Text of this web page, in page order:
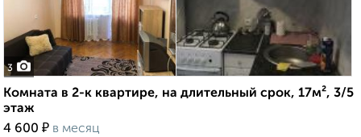
3
Комната в 2-к квартире, на длительный срок, 17м², 3/5
этаж
4 600 ₽ в месяц